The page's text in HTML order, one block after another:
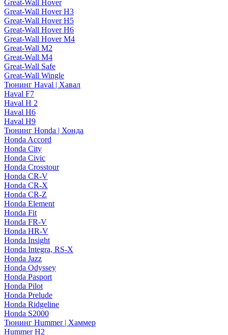
Great-Wall Hover
Great-Wall Hover H3
Great-Wall Hover H5
Great-Wall Hover H6
Great-Wall Hover M4
Great-Wall M2
Great-Wall M4
Great-Wall Safe
Great-Wall Wingle
Тюнинг Haval | Хавал
Haval F7
Haval H 2
Haval H6
Haval H9
Тюнинг Honda | Хонда
Honda Accord
Honda City
Honda Civic
Honda Crosstour
Honda CR-V
Honda CR-X
Honda CR-Z
Honda Element
Honda Fit
Honda FR-V
Honda HR-V
Honda Insight
Honda Integra, RS-X
Honda Jazz
Honda Odyssey
Honda Pasport
Honda Pilot
Honda Prelude
Honda Ridgeline
Honda S2000
Тюнинг Hummer | Хаммер
Hummer H2